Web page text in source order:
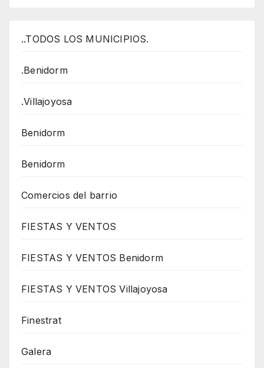
..TODOS LOS MUNICIPIOS.
.Benidorm
.Villajoyosa
Benidorm
Benidorm
Comercios del barrio
FIESTAS Y VENTOS
FIESTAS Y VENTOS Benidorm
FIESTAS Y VENTOS Villajoyosa
Finestrat
Galera